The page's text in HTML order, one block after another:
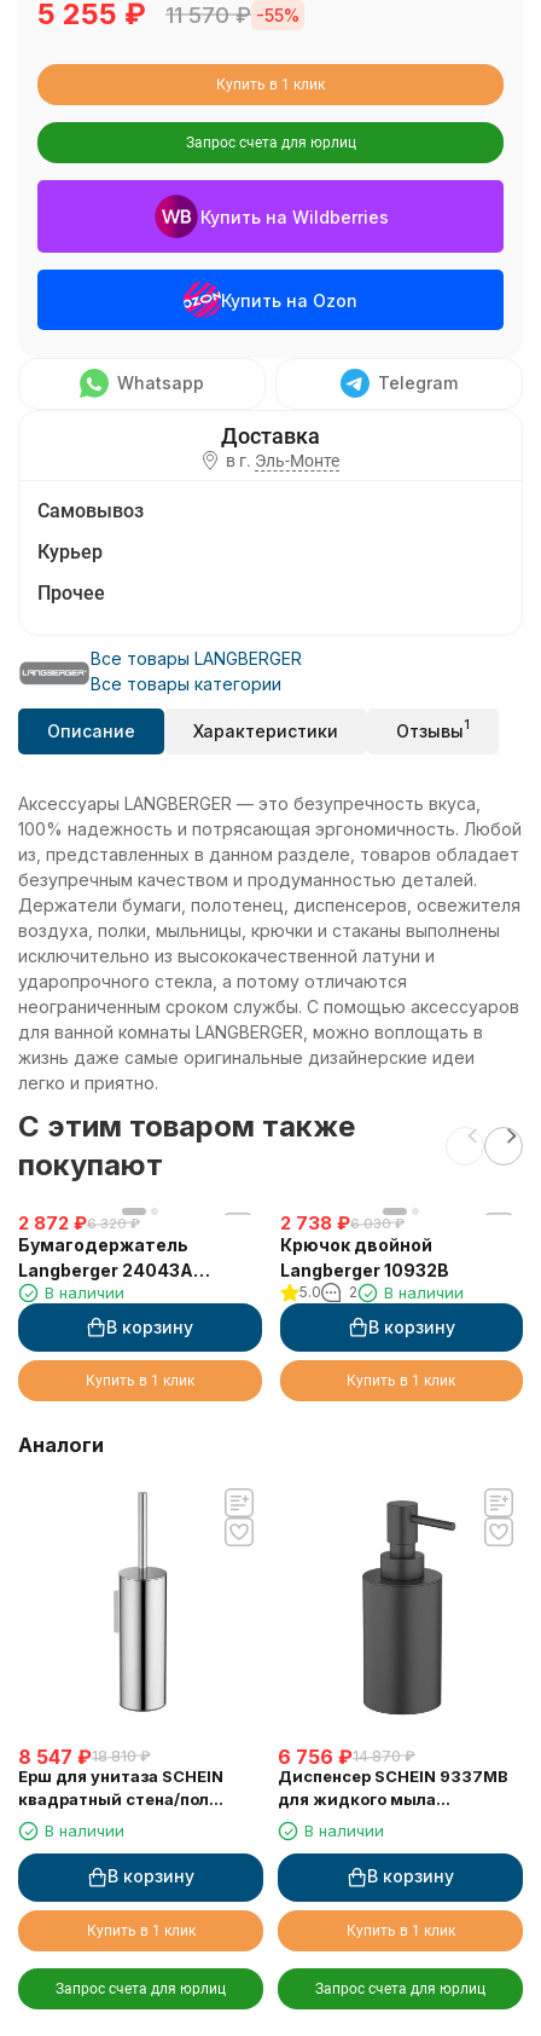
5 255 ₽ 11 570₽ -55%
Купить в 1 клик
Запрос счета для юрлиц
Купить на Wildberries
Купить на Ozon
Whatsapp Telegram
в г. Эль-Монте
Самовывоз
Курьер
Прочее
Все товары LANGBERGER
Все товары категории
Описание Характеристики Отзывы1
Аксессуары LANGBERGER — это безупречность вкуса,
100% надежность и потрясающая эргономичность. Любой
из, представленных в данном разделе, товаров обладает
безупречным качеством и продуманностью деталей.
Держатели бумаги, полотенец, диспенсеров, освежителя
воздуха, полки, мыльницы, крючки и стаканы выполнены
исключительно из высококачественной латуни и
ударопрочного стекла, а потому отличаются
неограниченным сроком службы. С помощью аксессуаров
для ванной комнаты LANGBERGER, можно воплощать в
жизнь даже самые оригинальные дизайнерские идеи
легко и приятно.
C этим товаром также
покупают
2 872 ₽6 320 ₽
Бумагодержатель
Langberger 24043A
туалетной бумаги без
крышки квадратный
В наличии
В корзину
Купить в 1 клик
2 738 ₽6 030 ₽
Крючок двойной
Langberger 10932B
5.0 2 В наличии
В корзину
Купить в 1 клик
Аналоги
8 547 ₽18 810 ₽
Ерш для унитаза SCHEIN
квадратный стена/пол
хромированный (9364CH)
В наличии
В корзину
Купить в 1 клик
Запрос счета для юрлиц
6 756 ₽14 870 ₽
Диспенсер SCHEIN 9337MB
для жидкого мыла
настольный черный
В наличии
В корзину
Купить в 1 клик
Запрос счета для юрлиц